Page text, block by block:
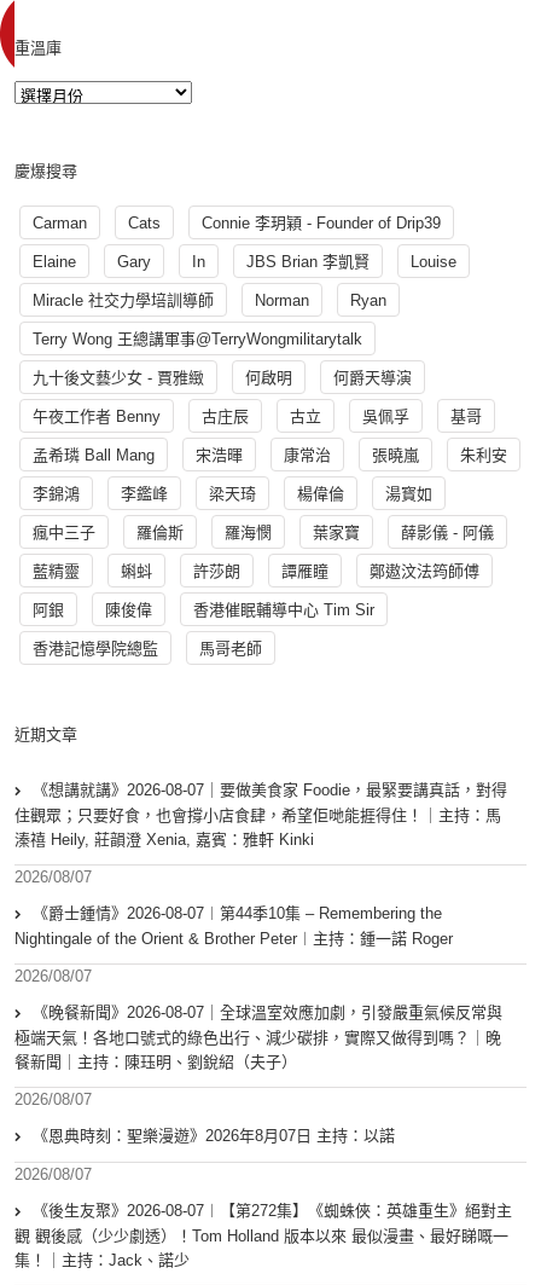
重溫庫
慶爆搜尋
Carman Cats Connie 李玥穎 - Founder of Drip39
Elaine Gary In JBS Brian 李凱賢 Louise
Miracle 社交力學培訓導師 Norman Ryan
Terry Wong 王總講軍事@TerryWongmilitarytalk
九十後文藝少女 - 賈雅緻 何啟明 何爵天導演
午夜工作者 Benny 古庄辰 古立 吳佩孚 基哥
孟希璘 Ball Mang 宋浩暉 康常治 張曉嵐 朱利安
李錦鴻 李鑑峰 梁天琦 楊偉倫 湯寳如
瘋中三子 羅倫斯 羅海憫 葉家寶 薛影儀 - 阿儀
藍精靈 蝌蚪 許莎朗 譚雁瞳 鄭遨汶法筠師傅
阿銀 陳俊偉 香港催眠輔導中心 Tim Sir
香港記憶學院總監 馬哥老師
近期文章
《想講就講》2026-08-07｜要做美食家 Foodie，最緊要講真話，對得
住觀眾；只要好食，也會撐小店食肆，希望佢哋能捱得住！｜主持：馬
溱禧 Heily, 莊韻澄 Xenia, 嘉賓：雅軒 Kinki
2026/08/07
《爵士鍾情》2026-08-07︱第44季10集 – Remembering the
Nightingale of the Orient & Brother Peter︱主持：鍾一諾 Roger
2026/08/07
《晚餐新聞》2026-08-07｜全球溫室效應加劇，引發嚴重氣候反常與
極端天氣！各地口號式的綠色出行、減少碳排，實際又做得到嗎？｜晚
餐新聞｜主持：陳珏明、劉銳紹（夫子）
2026/08/07
《恩典時刻：聖樂漫遊》2026年8月07日 主持：以諾
2026/08/07
《後生友聚》2026-08-07︱【第272集】《蜘蛛俠：英雄重生》絕對主
觀 觀後感（少少劇透）！Tom Holland 版本以來 最似漫畫、最好睇嘅一
集！｜主持：Jack、諾少